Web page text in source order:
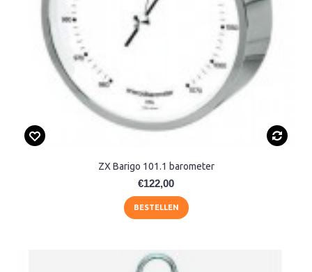
ZX Barigo 101.1 barometer
€122,00
BESTELLEN